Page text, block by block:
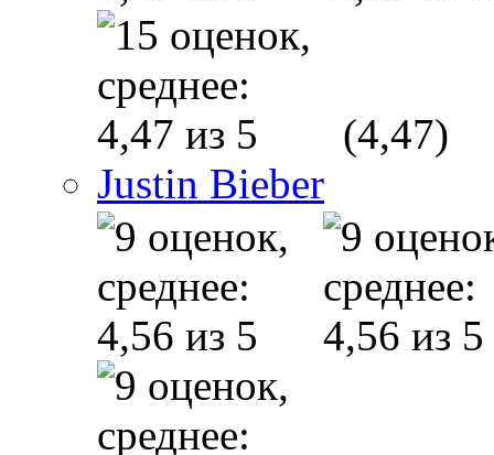
(4,47)
Justin Bieber